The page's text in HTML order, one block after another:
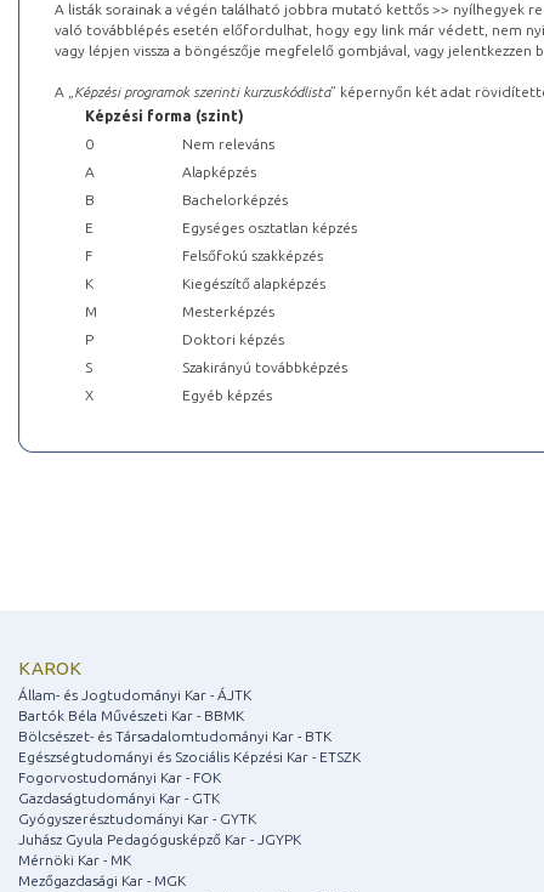
A listák sorainak a végén található jobbra mutató kettős >> nyílhegyek
való továbblépés esetén előfordulhat, hogy egy link már védett, nem
vagy lépjen vissza a böngészője megfelelő gombjával, vagy
A „ Képzési programok szerinti kurzuskódlista” képernyőn két adat
Képzési forma (szint)
0
Nem releváns
A
Alapképzés
B
Bachelorképzés
E
Egységes osztatlan képzés
F
Felsőfokú szakképzés
K
Kiegészítő alapképzés
M
Mesterképzés
P
Doktori képzés
S
Szakirányú továbbképzés
X
Egyéb képzés
KAROK
Állam- és Jogtudományi Kar - ÁJTK
Bartók Béla Művészeti Kar - BBMK
Bölcsészet- és Társadalomtudományi Kar - BTK
Egészségtudományi és Szociális Képzési Kar - ETSZK
Fogorvostudományi Kar - FOK
Gazdaságtudományi Kar - GTK
Gyógyszerésztudományi Kar - GYTK
Juhász Gyula Pedagógusképző Kar - JGYPK
Mérnöki Kar - MK
Mezőgazdasági Kar - MGK